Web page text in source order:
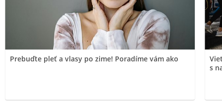
Prebuďte pleť a vlasy po zime! Poradíme vám ako
s